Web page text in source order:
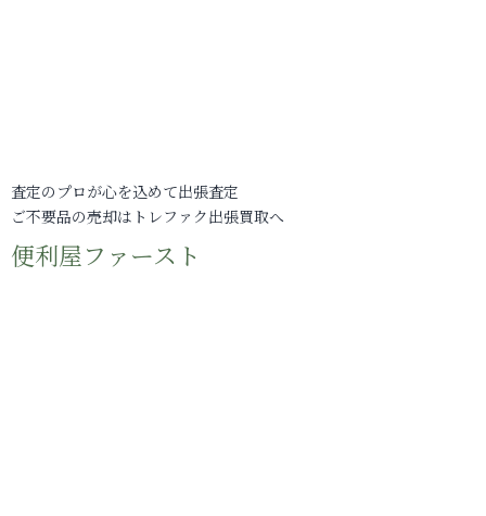
査定のプロが心を込めて出張査定
ご不要品の売却はトレファク出張買取へ
便利屋ファースト